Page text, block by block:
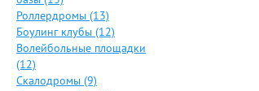
Роллердромы (13)
Боулинг клубы (12)
Волейбольные площадки
(12)
Скалодромы (9)